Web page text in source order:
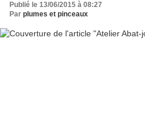
Publié le 13/06/2015 à 08:27
Par plumes et pinceaux